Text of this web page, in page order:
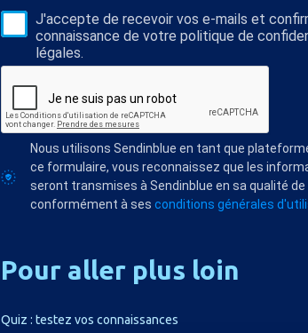
J'accepte de recevoir vos e-mails et
connaissance de votre politique de
légales.
Nous utilisons Sendinblue en tant que
ce formulaire, vous reconnaissez que les
seront transmises à Sendinblue en sa qualité
conformément à sesconditions générales
Pour aller plus loin
Quiz : testez vos connaissances